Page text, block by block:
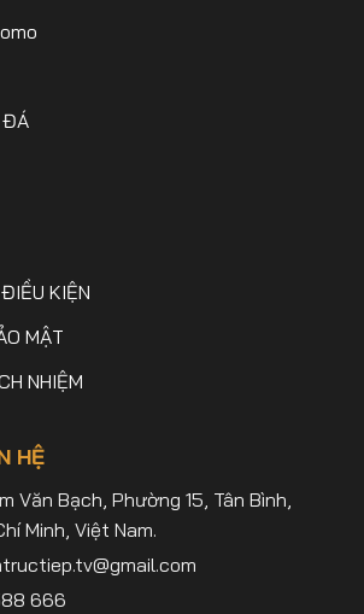
ĐÁ
KIỆN
MẬT
NHIỆM
HỆ
Văn Bạch, Phường 15, Tân Bình,
Minh, Việt Nam.
666